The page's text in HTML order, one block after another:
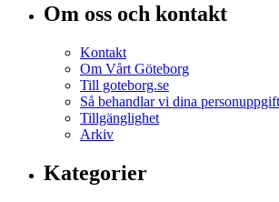
Om oss och kontakt
Kontakt
Om Vårt Göteborg
Till goteborg.se
Så behandlar vi dina
Tillgänglighet
Arkiv
Kategorier